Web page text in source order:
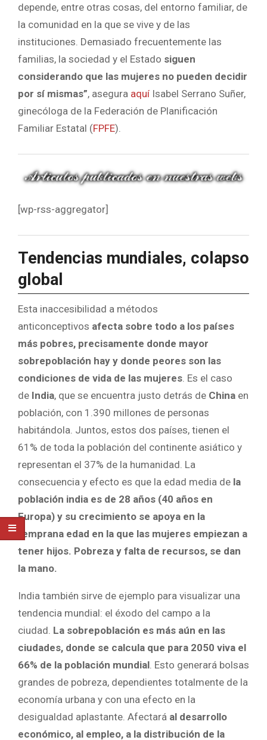
depende, entre otras cosas, del entorno familiar, de
la comunidad en la que se vive y de las
instituciones. Demasiado frecuentemente las
familias, la sociedad y el Estado siguen
considerando que las mujeres no pueden decidir
por sí mismas”, asegura aquí Isabel Serrano Suñer,
ginecóloga de la Federación de Planificación
Familiar Estatal (FPFE).
[wp-rss-aggregator]
Tendencias mundiales, colapso
global
Esta inaccesibilidad a métodos
anticonceptivos afecta sobre todo a los países
más pobres, precisamente donde mayor
sobrepoblación hay y donde peores son las
condiciones de vida de las mujeres. Es el caso
de India, que se encuentra justo detrás de China en
población, con 1.390 millones de personas
habitándola. Juntos, estos dos países, tienen el
61% de toda la población del continente asiático y
representan el 37% de la humanidad. La
consecuencia y efecto es que la edad media de la
población india es de 28 años (40 años en
Europa) y su crecimiento se apoya en la
temprana edad en la que las mujeres empiezan a
tener hijos. Pobreza y falta de recursos, se dan
la mano.
India también sirve de ejemplo para visualizar una
tendencia mundial: el éxodo del campo a la
ciudad. La sobrepoblación es más aún en las
ciudades, donde se calcula que para 2050 viva el
66% de la población mundial. Esto generará bolsas
grandes de pobreza, dependientes totalmente de la
economía urbana y con una efecto en la
desigualdad aplastante. Afectará al desarrollo
económico, al empleo, a la distribución de la